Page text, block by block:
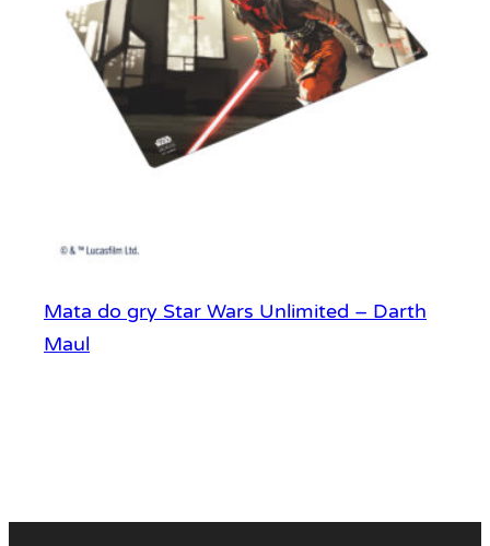
Mata do gry Star Wars Unlimited – Darth
Maul